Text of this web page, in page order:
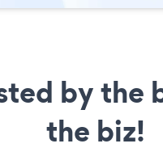
by the
the biz!